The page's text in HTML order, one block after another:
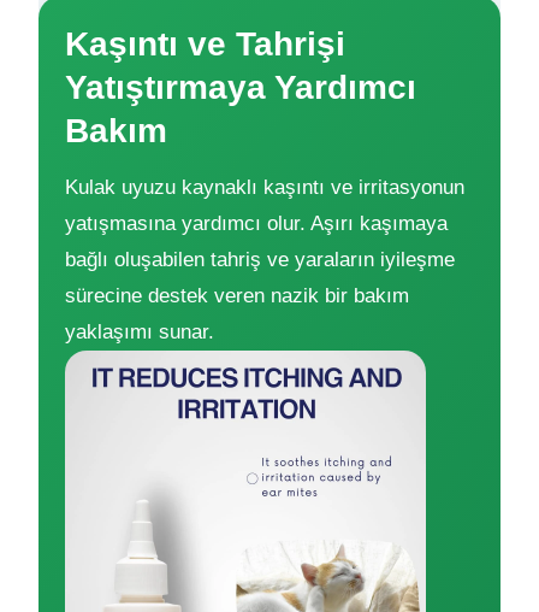
Kaşıntı ve Tahrişi
Yatıştırmaya Yardımcı
Bakım
Kulak uyuzu kaynaklı kaşıntı ve irritasyonun
yatışmasına yardımcı olur. Aşırı kaşımaya
bağlı oluşabilen tahriş ve yaraların iyileşme
sürecine destek veren nazik bir bakım
yaklaşımı sunar.